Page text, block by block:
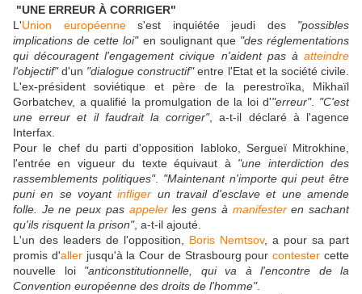
"UNE ERREUR À CORRIGER"
L'Union européennes'est inquiétée jeudi des "possibles
implications de cette loi"en soulignant que "des réglementations
qui découragent l'engagement civique n'aident pas à atteindre
l'objectif"d'un "dialogue constructif"entre l'Etat et la société civile.
L'ex-président soviétique et père de la perestroïka, Mikhaïl
Gorbatchev, a qualifié la promulgation de la loi d'"erreur". "C'est
une erreur et il faudrait la corriger", a-t-il déclaré à l'agence
Interfax.
Pour le chef du parti d'opposition Iabloko, Sergueï Mitrokhine,
l'entrée en vigueur du texte équivaut à "une interdiction des
rassemblements politiques". "Maintenant n'importe qui peut être
puni en se voyantinfliger un travail d'esclave et une amende
folle. Je ne peux pas appelerles gens à manifesteren sachant
qu'ils risquent la prison", a-t-il ajouté.
L'un des leaders de l'opposition, Boris Nemtsov, a pour sa part
promis d'allerjusqu'à la Cour de Strasbourg pourcontester cette
nouvelle loi "anticonstitutionnelle, qui va à l'encontre de la
Convention européenne des droits de l'homme".